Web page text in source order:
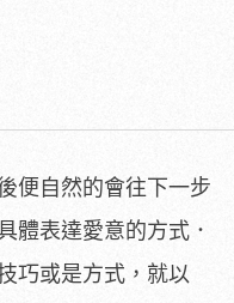
便自然的會往下一步
體表達愛意的方式．
巧或是方式，就以